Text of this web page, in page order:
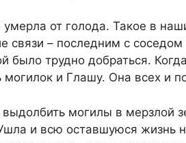
от голода. Такое в
связи – последним с
было трудно добраться.
и Глашу. Она всех и
могилы в мерзлой
и всю оставшуюся жизнь